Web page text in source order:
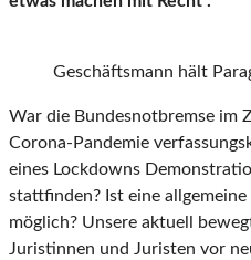
Geschäftsmann hält
War die Bundesnotbremse im
Corona-Pandemie
eines Lockdowns
stattfinden? Ist eine
möglich? Unsere aktuell
Juristinnen und Juristen vor